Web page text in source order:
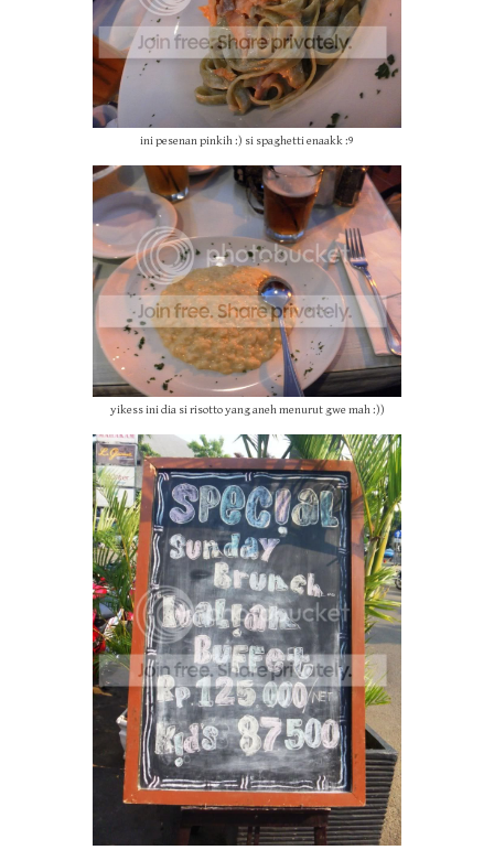
ini pesenan pinkih :) si spaghetti enaakk :9
yikess ini dia si risotto yang aneh menurut gwe mah :))